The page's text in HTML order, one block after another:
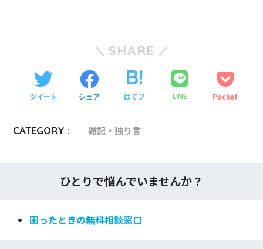
SHARE
ツイート シェア はてブ LINE Pocket
CATEGORY : 雑記・独り言
ひとりで悩んでいませんか？
困ったときの無料相談窓口